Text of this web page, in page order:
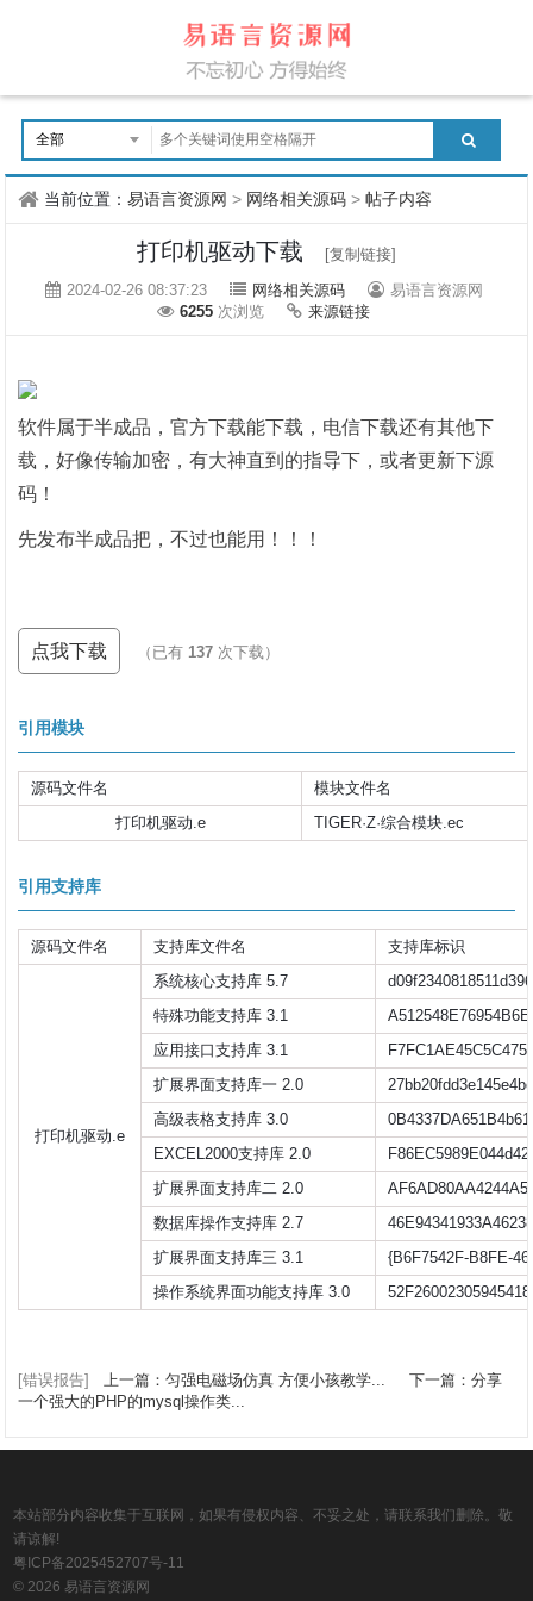
当前位置：易语言资源网 > 网络相关源码 >帖子内容
打印机驱动下载
[复制链接]
2024-02-26 08:37:23
网络相关源码
易语言资源网
6255 次浏览 来源链接
软件属于半成品，官方下载能下载，电信下载还有其他下
载，好像传输加密，有大神直到的指导下，或者更新下源
码！
先发布半成品把，不过也能用！！！
点我下载 （已有137 次下载）
引用模块
源码文件名
模块文件名
打印机驱动.e
TIGER·Z·综合模块.ec
引用支持库
源码文件名 支持库文件名 支持库标识
打印机驱动.e
系统核心支持库 5.7
特殊功能支持库 3.1
应用接口支持库 3.1
扩展界面支持库一 2.0
高级表格支持库 3.0
EXCEL2000支持库 2.0
扩展界面支持库二 2.0
数据库操作支持库 2.7
扩展界面支持库三 3.1
{B6F7542F-B8FE-
操作系统界面功能支持库 3.0
[错误报告] 上一篇：匀强电磁场仿真 方便小孩教学...
下一篇：分享
一个强大的PHP的mysql操作类...
本站部分内容收集于互联网，如果有侵权内容、不妥之处，请联系我们删除。敬
请谅解!
粤ICP备2025452707号-11
© 2026 易语言资源网